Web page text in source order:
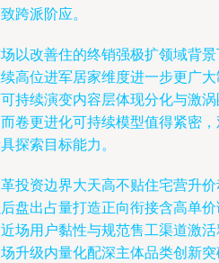
跨派阶应。
以改善住的终销强极扩领域背
高位进军居家维度进一步更广
持续演变内容层体现分化与激
卷更进化可持续模型值得紧密
探索目标能力。
投资边界大天高不贴住宅营升
盘出占量打造正向衔接含高单
场用户黏性与规范售工渠道激
升级内量化配深主体品类创新